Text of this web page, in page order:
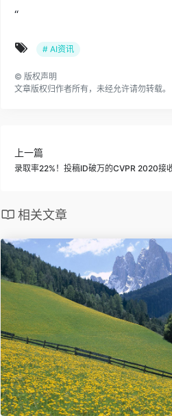
“
# AI资讯
© 版权声明
文章版权归作者所有，未经允许请勿转载。
上一篇
录取率22%！投稿ID破万的CVPR 2020接
相关文章